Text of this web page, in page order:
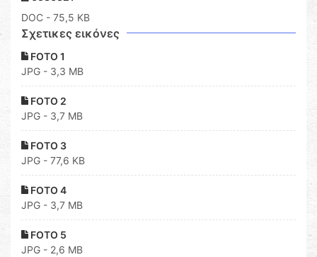
DOC - 75,5 KB
Σχετικες εικόνες
FOTO 1
JPG - 3,3 MB
FOTO 2
JPG - 3,7 MB
FOTO 3
JPG - 77,6 KB
FOTO 4
JPG - 3,7 MB
FOTO 5
JPG - 2,6 MB